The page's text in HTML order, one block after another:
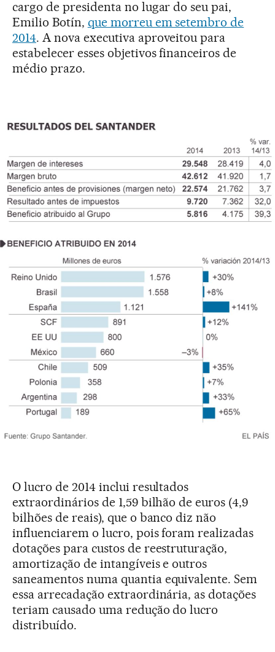
cargo de presidenta no lugar do seu pai,
Emilio Botín, que morreu em setembro de
2014. A nova executiva aproveitou para
estabelecer esses objetivos financeiros de
médio prazo.
O lucro de 2014 inclui resultados
extraordinários de 1,59 bilhão de euros (4,9
bilhões de reais), que o banco diz não
influenciarem o lucro, pois foram realizadas
dotações para custos de reestruturação,
amortização de intangíveis e outros
saneamentos numa quantia equivalente. Sem
essa arrecadação extraordinária, as dotações
teriam causado uma redução do lucro
distribuído.